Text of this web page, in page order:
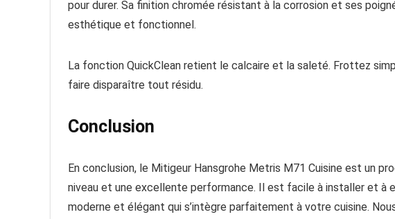
pour durer. Sa finition chromée résistant à la corrosion et ses
esthétique et fonctionnel.
La fonction QuickClean retient le calcaire et la saleté. Frottez
faire disparaître tout résidu.
Conclusion
En conclusion, le Mitigeur Hansgrohe Metris M71 Cuisine est un
niveau et une excellente performance. Il est facile à installer et à
moderne et élégant qui s’intègre parfaitement à votre cuisine.